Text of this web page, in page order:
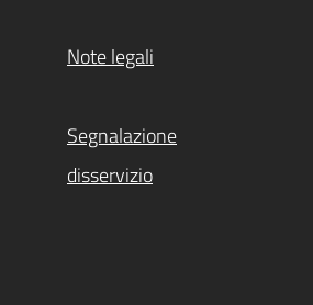
Note legali
Segnalazione
disservizio